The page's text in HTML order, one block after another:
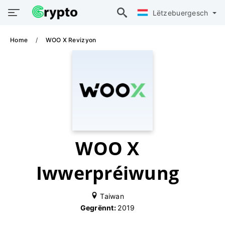
Lëtzebuergesch
Home WOO X Revizyon
WOO X
Iwwerpréiwung
Taiwan
Gegrënnt: 2019